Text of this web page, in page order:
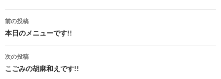
投
稿
ナ
ビ
前の投稿
本日のメニューです!!
次の投稿
こごみの胡麻和えです!!